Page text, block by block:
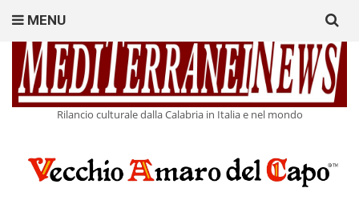
Rilancio culturale dalla Calabria in Italia e nel mondo
MENU
for: